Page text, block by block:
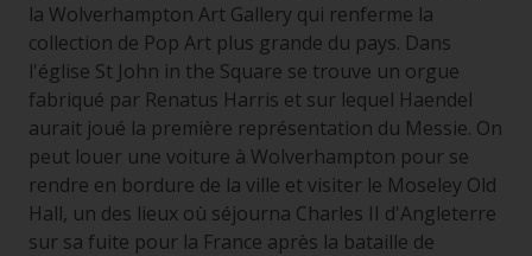
la Wolverhampton Art Gallery qui renferme la
collection de Pop Art plus grande du pays. Dans
l'église St John in the Square se trouve un orgue
fabriqué par Renatus Harris et sur lequel Haendel
aurait joué la première représentation du Messie. On
peut louer une voiture à Wolverhampton pour se
rendre en bordure de la ville et visiter le Moseley Old
Hall, un des lieux où séjourna Charles II d'Angleterre
sur sa fuite pour la France après la bataille de